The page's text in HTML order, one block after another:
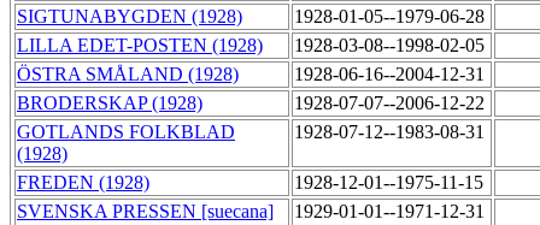
SIGTUNABYGDEN (1928)
1928-01-05--1979-06-28
LILLA EDET-POSTEN (1928)
1928-03-08--1998-02-05
ÖSTRA SMÅLAND (1928)
1928-06-16--2004-12-31
BRODERSKAP (1928)
1928-07-07--2006-12-22
GOTLANDS FOLKBLAD
(1928)
1928-07-12--1983-08-31
FREDEN (1928)
1928-12-01--1975-11-15
SVENSKA PRESSEN [suecana]
1929-01-01--1971-12-31